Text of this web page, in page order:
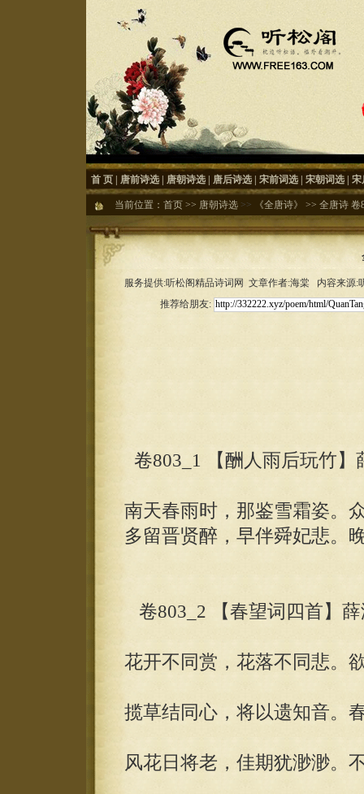
首 页 唐前诗选 唐朝诗选 唐后诗选 宋前词选 宋朝词选 宋
当前位置： 首页 >> 唐朝诗选 >> 《全唐诗》 >> 全唐诗 卷
服务提供:听松阁精品诗词网 文章作者:海棠 内容来源
推荐给朋友:
卷803_1 【酬人雨后玩竹】
南天春雨时，那鉴雪霜姿。
多留晋贤醉，早伴舜妃悲。
卷803_2 【春望词四首】
花开不同赏，花落不同悲。
揽草结同心，将以遗知音。
风花日将老，佳期犹渺渺。